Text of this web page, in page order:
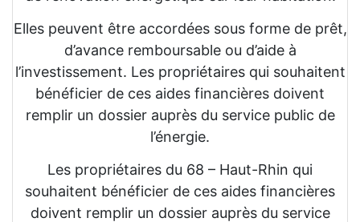
Elles peuvent être accordées sous forme de prêt,
d’avance remboursable ou d’aide à
l’investissement. Les propriétaires qui souhaitent
bénéficier de ces aides financières doivent
remplir un dossier auprès du service public de
l’énergie.
Les propriétaires du 68 – Haut-Rhin qui
souhaitent bénéficier de ces aides financières
doivent remplir un dossier auprès du service